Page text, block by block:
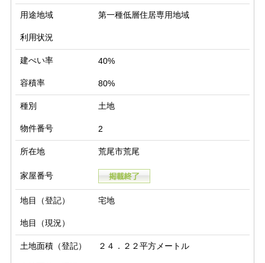
用途地域 第一種低層住居専用地域
利用状況
建ぺい率 40%
容積率 80%
種別 土地
物件番号 2
所在地 荒尾市荒尾
家屋番号
地目（登記） 宅地
地目（現況）
土地面積（登記） ２４．２２平方メートル